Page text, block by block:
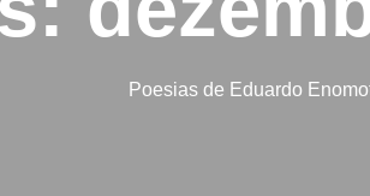
Poesias de Eduardo